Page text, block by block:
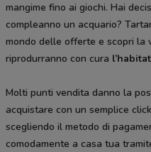
mangime fino ai giochi. Hai
compleanno un acquario?
mondo delle offerte e scopri la
riprodurranno con cura
Molti punti vendita danno la
acquistare con un semplice
scegliendo il metodo di
comodamente a casa tua